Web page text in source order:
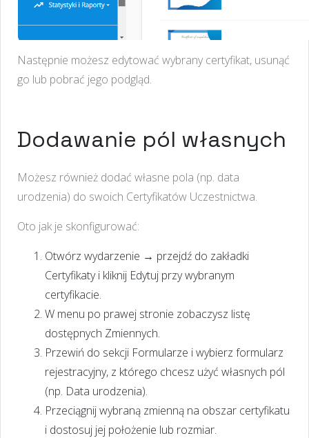
Następnie możesz edytować wybrany certyfikat, usunąć
go lub pobrać jego podgląd.
Dodawanie pól własnych
Możesz również dodać własne pola (np. data
urodzenia) do swoich Certyfikatów Uczestnictwa.
Oto jak je skonfigurować:
Otwórz wydarzenie → przejdź do zakładki
Certyfikaty i kliknij Edytuj przy wybranym
certyfikacie.
W menu po prawej stronie zobaczysz listę
dostępnych Zmiennych.
Przewiń do sekcji Formularze i wybierz formularz
rejestracyjny, z którego chcesz użyć własnych pól
(np. Data urodzenia).
Przeciągnij wybraną zmienną na obszar certyfikatu
i dostosuj jej położenie lub rozmiar.